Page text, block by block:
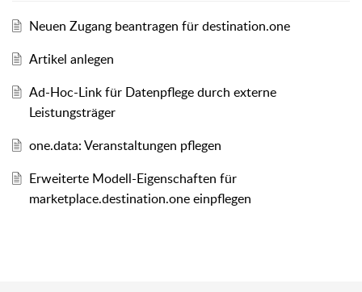
Neuen Zugang beantragen für destination.one
Artikel anlegen
Ad-Hoc-Link für Datenpflege durch externe
Leistungsträger
one.data: Veranstaltungen pflegen
Erweiterte Modell-Eigenschaften für
marketplace.destination.one einpflegen